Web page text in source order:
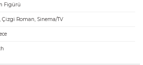
Figürü
Çizgi Roman, Sinema/TV